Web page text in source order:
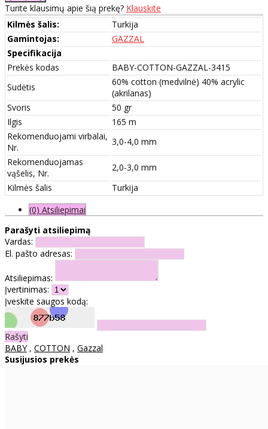
Turite klausimų apie šią prekę? Klauskite
Kilmės šalis:
Turkija
Gamintojas:
GAZZAL
Specifikacija
Prekės kodas
BABY-COTTON-GAZZAL-3415
Sudėtis
60% cotton (medvilnė) 40% acrylic
(akrilanas)
Svoris
50 gr
Ilgis
165 m
Rekomenduojami virbalai,
Nr.
3,0-4,0 mm
Rekomenduojamas
vąšelis, Nr.
2,0-3,0 mm
Kilmės šalis
Turkija
(0) Atsiliepimai
Parašyti atsiliepimą
Vardas:
El. pašto adresas:
Atsiliepimas:
Įvertinimas:
Įveskite saugos kodą:
Rašyti
BABY, COTTON , Gazzal
Susijusios prekės